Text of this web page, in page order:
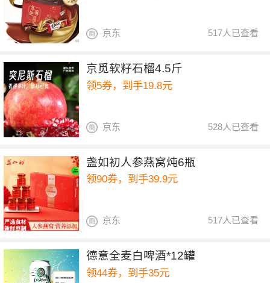
517人已查看
京东
京觅软籽石榴4.5斤
领5券，到手19.8元
528人已查看
京东
盏如初人参燕窝炖6瓶
领90券，到手39.9元
517人已查看
京东
德意全麦白啤酒*12罐
领44券，到手35元